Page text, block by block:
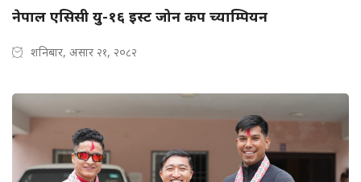
नेपाल एसिसी यु-१६ इस्ट जोन कप च्याम्पियन
शनिबार, असार २१, २०८२